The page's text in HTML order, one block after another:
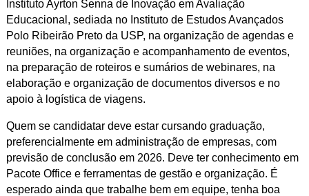
Instituto Ayrton Senna de Inovação em Avaliação
Educacional, sediada no Instituto de Estudos Avançados
Polo Ribeirão Preto da USP, na organização de agendas e
reuniões, na organização e acompanhamento de eventos,
na preparação de roteiros e sumários de webinares, na
elaboração e organização de documentos diversos e no
apoio à logística de viagens.
Quem se candidatar deve estar cursando graduação,
preferencialmente em administração de empresas, com
previsão de conclusão em 2026. Deve ter conhecimento em
Pacote Office e ferramentas de gestão e organização. É
esperado ainda que trabalhe bem em equipe, tenha boa